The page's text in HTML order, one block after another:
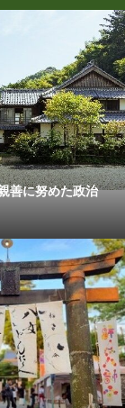
善に努めた政治